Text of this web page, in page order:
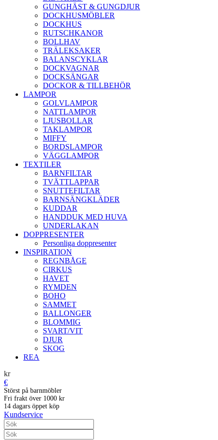
GUNGHÄST & GUNGDJUR
DOCKHUSMÖBLER
DOCKHUS
RUTSCHKANOR
BOLLHAV
TRÄLEKSAKER
BALANSCYKLAR
DOCKVAGNAR
DOCKSÄNGAR
DOCKOR & TILLBEHÖR
LAMPOR
GOLVLAMPOR
NATTLAMPOR
LJUSBOLLAR
TAKLAMPOR
MIFFY
BORDSLAMPOR
VÄGGLAMPOR
TEXTILER
BARNFILTAR
TVÄTTLAPPAR
SNUTTEFILTAR
BARNSÄNGKLÄDER
KUDDAR
HANDDUK MED HUVA
UNDERLAKAN
DOPPRESENTER
Personliga doppresenter
INSPIRATION
REGNBÅGE
CIRKUS
HAVET
RYMDEN
BOHO
SAMMET
BALLONGER
BLOMMIG
SVART/VIT
DJUR
SKOG
REA
kr
€
Störst på barnmöbler
Fri frakt över 1000 kr
14 dagars öppet köp
Kundservice